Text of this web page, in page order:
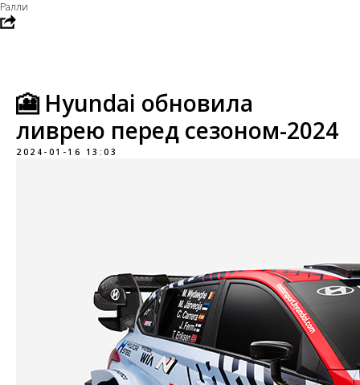
Ралли
🎦 Hyundai обновила
ливрею перед сезоном-2024
2024-01-16 13:03